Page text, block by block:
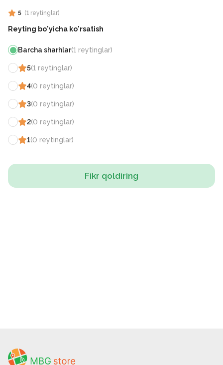
5 (1 reytinglar)
Reyting bo'yicha ko'rsatish
Barcha sharhlar(1 reytinglar)
5(1 reytinglar)
4(0 reytinglar)
3(0 reytinglar)
2(0 reytinglar)
1(0 reytinglar)
Fikr qoldiring